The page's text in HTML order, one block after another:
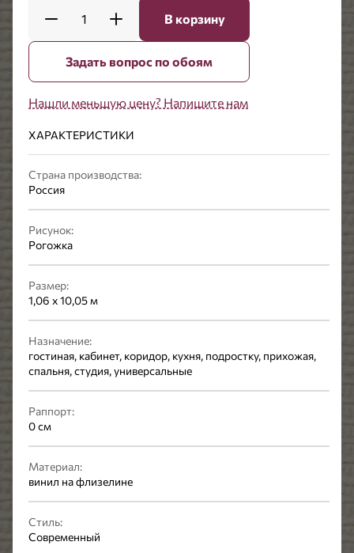
1 В корзину
Задать вопрос по обоям
Нашли меньшую цену? Напишите нам
ХАРАКТЕРИСТИКИ
Страна производства:
Россия
Рисунок:
Рогожка
Размер:
1,06 x 10,05 м
Назначение:
гостиная, кабинет, коридор, кухня, подростку, прихожая,
спальня, студия, универсальные
Раппорт:
0 см
Материал:
винил на флизелине
Стиль:
Современный